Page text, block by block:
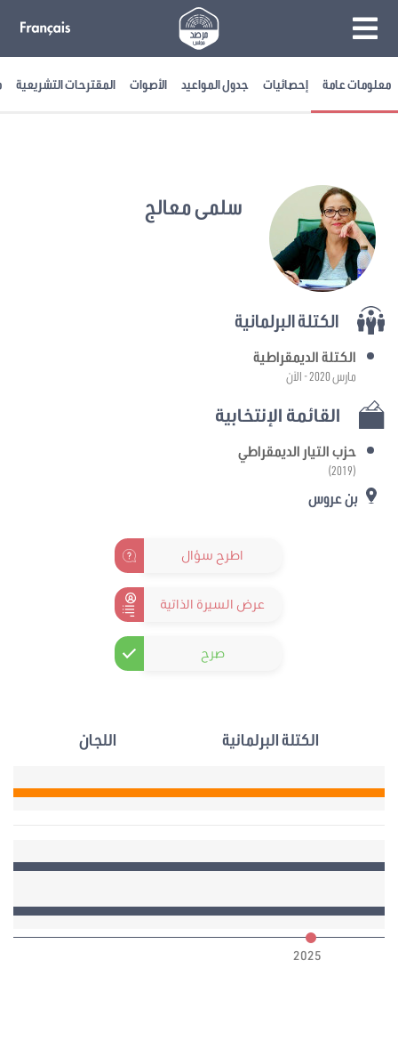
معلومات عامة إحصائيات جدول المواعيد الأصوات المقترحات التشريعية
سلمى معالج
الكتلة البرلمانية
الكتلة الديمقراطية
مارس 2020 - الآن
القائمة الإنتخابية
حزب التيار الديمقراطي
(2019)
بن عروس
اطرح سؤال
عرض السيرة الذاتية
صرح
الكتلة البرلمانية اللجان
2025